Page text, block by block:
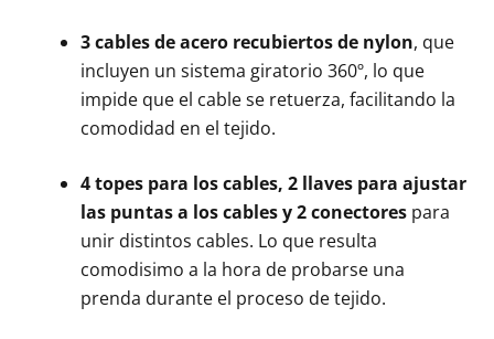
3 cables de acero recubiertos de nylon, que
incluyen un sistema giratorio 360º, lo que
impide que el cable se retuerza, facilitando la
comodidad en el tejido.
4 topes para los cables, 2 llaves para ajustar
las puntas a los cables y 2 conectorespara
unir distintos cables. Lo que resulta
comodisimo a la hora de probarse una
prenda durante el proceso de tejido.